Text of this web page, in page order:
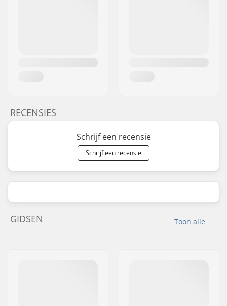
RECENSIES
Schrijf een recensie
Schrijf een recensie
Toon alle
GIDSEN